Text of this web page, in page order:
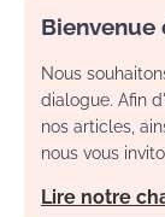
Bienvenue
Nous
dialogue. Afin
nos articles,
nous vous
Lire notre